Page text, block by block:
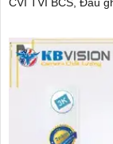
CVI TVI BCS, Đầu